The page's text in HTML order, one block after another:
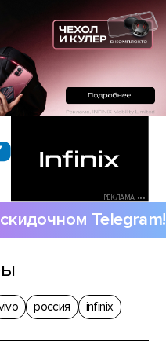
РЕКЛАМА •••
Telegram!
россия infinix